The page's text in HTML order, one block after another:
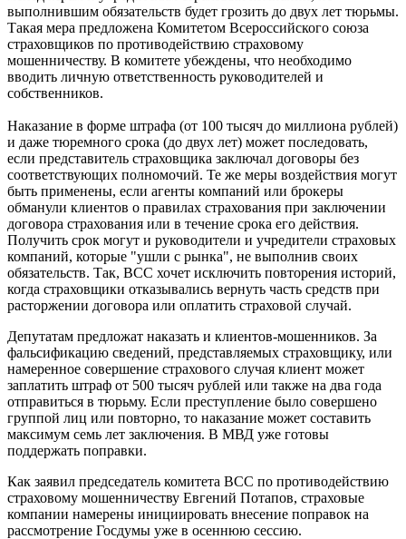
выполнившим обязательств будет грозить до двух лет тюрьмы.
Такая мера предложена Комитетом Всероссийского союза
страховщиков по противодействию страховому
мошенничеству. В комитете убеждены, что необходимо
вводить личную ответственность руководителей и
собственников.
Наказание в форме штрафа (от 100 тысяч до миллиона рублей)
и даже тюремного срока (до двух лет) может последовать,
если представитель страховщика заключал договоры без
соответствующих полномочий. Те же меры воздействия могут
быть применены, если агенты компаний или брокеры
обманули клиентов о правилах страхования при заключении
договора страхования или в течение срока его действия.
Получить срок могут и руководители и учредители страховых
компаний, которые "ушли с рынка", не выполнив своих
обязательств. Так, ВСС хочет исключить повторения историй,
когда страховщики отказывались вернуть часть средств при
расторжении договора или оплатить страховой случай.
Депутатам предложат наказать и клиентов-мошенников. За
фальсификацию сведений, представляемых страховщику, или
намеренное совершение страхового случая клиент может
заплатить штраф от 500 тысяч рублей или также на два года
отправиться в тюрьму. Если преступление было совершено
группой лиц или повторно, то наказание может составить
максимум семь лет заключения. В МВД уже готовы
поддержать поправки.
Как заявил председатель комитета ВСС по противодействию
страховому мошенничеству Евгений Потапов, страховые
компании намерены инициировать внесение поправок на
рассмотрение Госдумы уже в осеннюю сессию.